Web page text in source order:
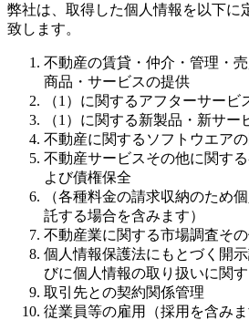
弊社は、取得した個人情報を以下に
致します。
不動産の賃貸・仲介・管理・
商品・サービスの提供
（1）に関するアフターサービ
（1）に関する新製品・新サ
不動産に関するソフトウエア
不動産サービスその他に関す
よび債権保全
（各種料金の請求収納のため
託する場合を含みます）
不動産業に関する市場調査そ
個人情報保護法にもとづく開
びに個人情報の取り扱いに関
取引先との契約関係管理
従業員等の雇用（採用を含み